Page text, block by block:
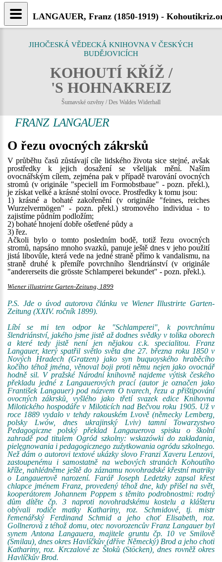
JIHOČESKÁ VĚDECKÁ KNIHOVNA V ČESKÝCH
BUDĚJOVICÍCH
KOHOUTÍ KŘÍŽ /
'S HOHNAKREIZ
Šumavské ozvěny / Des Waldes Widerhall
FRANZ LANGAUER
O řezu ovocných zákrsků
V průběhu časů zůstávají cíle lidského života sice stejné, avšak
prostředky k jejich dosažení se všelijak mění. Naším
ovocnářským cílem, zejména pak v případě tvarování ovocných
stromů (v originále "speciell im Formobstbaue" - pozn. překl.),
je získat velké a krásné stolní ovoce. Prostředky k tomu jsou:
1) krásné a bohaté zakořenění (v originále "feines, reiches
Wurzelvermögen" - pozn. překl.) stromového individua - to
zajistíme půdním podložím;
2) bohaté hnojení dobře ošetřené půdy a
3) řez.
Ačkoli bylo o tomto posledním bodě, totiž řezu ovocných
stromů, napsáno mnoho svazků, panuje ještě dnes v jeho použití
jistá libovůle, která vede na jedné straně přímo k vandalismu, na
straně druhé k přemíře povrchního šlendriánství (v originále
"andererseits die grösste Schlamperei bekundet" - pozn. překl.).
Wiener illustrirte Garten-Zeitung, 1899
P.S. Jde o úvod autorova článku ve Wiener Illustrirte Garten-
Zeitung (XXIV. ročník 1899).
Líbí se mi ten odpor ke "Schlamperei", k povrchnímu
šlendriánství, jakého jsme jistě až dodnes svědky v tolika oborech
a které tedy jistě není jen nějakou c.k. specialitou. Franz
Langauer, který spatřil světlo světa dne 27. března roku 1850 v
Nových Hradech (Gratzen) jako syn buquoyského hraběcího
kočího téhož jména, věnoval boji proti němu nejen jako ovocnář
hodně sil. V pražské Národní knihovně najdeme výtisk českého
překladu jedné z Langauerových prací (autor je označen jako
František Langauer) pod názvem O tvarech, řezu a přištipování
ovocných zákrsků, vyšlého jako třetí svazek edice Knihovna
Milotického hospodáře v Miloticích nad Bečvou roku 1905. Už v
roce 1889 vydalo v tehdy rakouském Lvově (německy Lemberg,
polsky Lwów, dnes ukrajinský Lviv) tamní Towarzystwo
Pedagogiczne polský překlad Langauerova spisku o školní
zahradě pod titulem Ogród szkolny: wskazówki do zakładania,
pielęgnowania i pedagogicznego zuźytkowania ogródu szkolnego.
Než dám o autorovi textové ukázky slovo Franzi Xaveru Lenzovi,
zastoupenému i samostatně na webových stranách Kohoutího
kříže, nahlédněme ještě do záznamu novohradské křestní matriky
o Langauerově narození. Farář Joseph Ledetzky zapsal křest
chlapce jménem Franz, provedený téhož dne, kdy přišel na svět,
kooperátorem Johannem Poppem s těmito podrobnostmi: rodný
dům dítěte čp. 3 naproti novohradskému kostelu a klášteru
obývali rodiče matky Kathariny, roz. Schmidové, tj. mistr
řemenářský Ferdinand Schmid a jeho choť Elisabeth, roz.
Gollnerová z téhož domu, otec novorozencův Franz Langauer byl
synem Antona Langauera, majitele gruntu čp. 10 ve Smilově
(Smilau), dnes okres Havlíčkův (dříve Německý) Brod a jeho choti
Kathariny, roz. Krczalové ze Štoků (Stöcken), dnes rovněž okres
Havlíčkův Brod.
LANGAUER, Franz (1850-1919) -